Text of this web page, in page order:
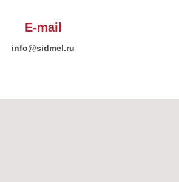
E-mail
info@sidmel.ru